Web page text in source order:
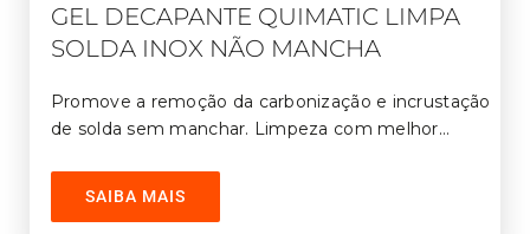
GEL DECAPANTE QUIMATIC LIMPA
SOLDA INOX NÃO MANCHA
Promove a remoção da carbonização e incrustação
de solda sem manchar. Limpeza com melhor
SAIBA MAIS